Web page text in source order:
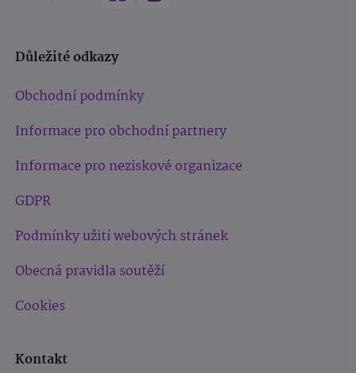
Důležité odkazy
Obchodní podmínky
Informace pro obchodní partnery
Informace pro neziskové organizace
GDPR
Podmínky užití webových stránek
Obecná pravidla soutěží
Cookies
Kontakt